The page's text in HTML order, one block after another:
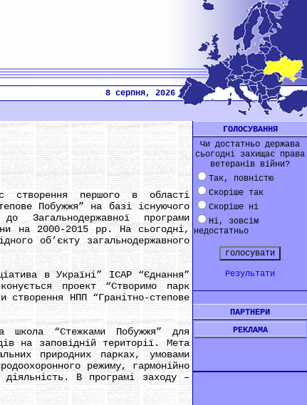
8 серпня, 2026
першого в області
Побужжя” на базі існуючого
Загальнодержавної програми
на 2000-2015 рр. На сьогодні,
об’єкту загальнодержавного
в Україні” ІСАР “Єднання”
проект “Створимо парк
створення НПП “Гранітно-степове
“Стежками Побужжя” для
на заповідній території. Мета
природних парках, умовами
режиму, гармонійно
діяльність. В програмі заходу –
ГОЛОСУВАННЯ
Чи достатньо держава
сьогодні захищає права
ветеранів війни?
Так, повністю
Скоріше так
Скоріше ні
Ні, зовсім
недостатньо
Результати
ПАРТНЕРИ
РЕКЛАМА